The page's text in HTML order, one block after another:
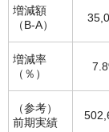
IRメール
社会貢献
サステナ
増減額
（B-A）
増減率
（％）
（参考）
前期実績